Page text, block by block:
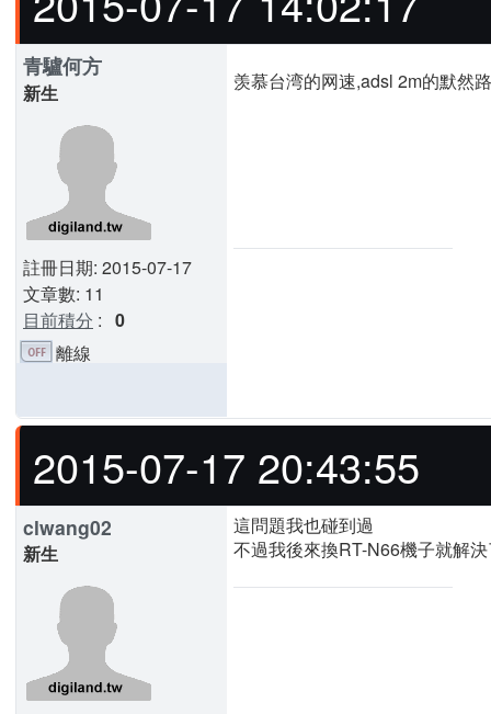
青驢何方
新生
註冊日期: 2015-07-17
文章數: 11
目前積分 : 0
羡慕台湾的网速,adsl 2m的默然
離線
2015-07-17 20:43:55
clwang02
新生
這問題我也碰到過
不過我後來換RT-N66機子就解